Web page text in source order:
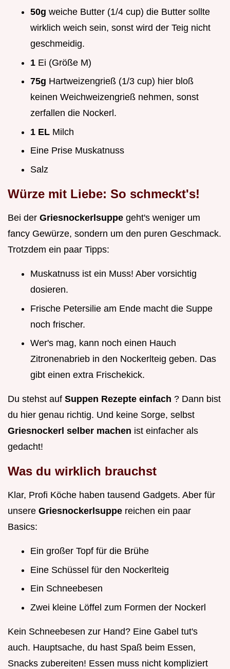
50g weiche Butter (1/4 cup) die Butter sollte
wirklich weich sein, sonst wird der Teig nicht
geschmeidig.
1 Ei (Größe M)
75g Hartweizengrieß (1/3 cup) hier bloß
keinen Weichweizengrieß nehmen, sonst
zerfallen die Nockerl.
1 EL Milch
Eine Prise Muskatnuss
Salz
Würze mit Liebe: So schmeckt's!
Bei der Griesnockerlsuppe geht's weniger um
fancy Gewürze, sondern um den puren Geschmack.
Trotzdem ein paar Tipps:
Muskatnuss ist ein Muss! Aber vorsichtig
dosieren.
Frische Petersilie am Ende macht die Suppe
noch frischer.
Wer's mag, kann noch einen Hauch
Zitronenabrieb in den Nockerlteig geben. Das
gibt einen extra Frischekick.
Du stehst auf Suppen Rezepte einfach ? Dann bist
du hier genau richtig. Und keine Sorge, selbst
Griesnockerl selber machen ist einfacher als
gedacht!
Was du wirklich brauchst
Klar, Profi Köche haben tausend Gadgets. Aber für
unsere Griesnockerlsuppe reichen ein paar
Basics:
Ein großer Topf für die Brühe
Eine Schüssel für den Nockerlteig
Ein Schneebesen
Zwei kleine Löffel zum Formen der Nockerl
Kein Schneebesen zur Hand? Eine Gabel tut's
auch. Hauptsache, du hast Spaß beim Essen,
Snacks zubereiten! Essen muss nicht kompliziert